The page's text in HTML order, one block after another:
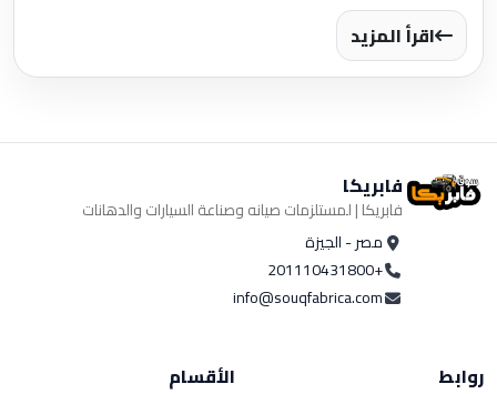
اقرأ المزيد
فابريكا
فابريكا | لمستلزمات صيانه وصناعة السيارات والدهانات
مصر - الجيزة
+201110431800
info@souqfabrica.com
روابط
الأقسام